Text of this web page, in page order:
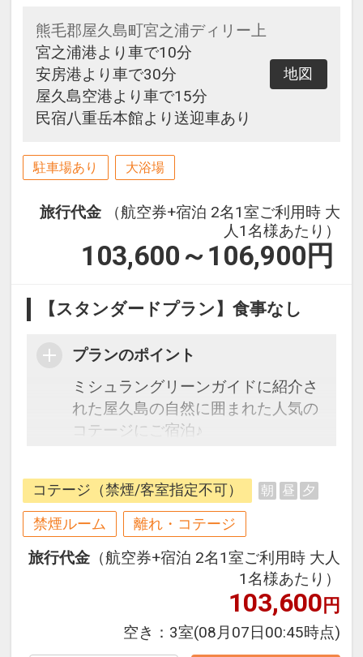
熊毛郡屋久島町宮之浦ディリー上
宮之浦港より車で10分
安房港より車で30分
屋久島空港より車で15分
民宿八重岳本館より送迎車あり
地図
駐車場あり 大浴場
旅行代金
（航空券+宿泊 2名1室ご利用時 大
人1名様あたり）
103,600～106,900 円
【スタンダードプラン】食事なし
プランのポイント
ミシュラングリーンガイドに紹介さ
れた屋久島の自然に囲まれた人気の
コテージにご宿泊♪
たスタンダードな＜食事なし＞プラ
ンです。
フライトと宿泊を自由に組み合わせ
できるダイナミックパッケージだか
ら、一都市滞在はもちろん周遊旅行
旅行期間中の1泊だけの宿泊や延
コテージ（禁煙/客室指定不可） 朝 昼 夕
禁煙ルーム 離れ・コテージ
旅行代金 （航空券+宿泊 2名1室ご利用時 大人
1名様あたり）
103,600円
空き： 3室(08月07日00:45時点)